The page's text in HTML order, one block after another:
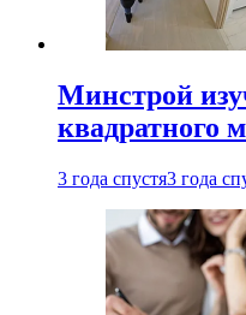
Минстрой
квадратного
3 года спустя3 года